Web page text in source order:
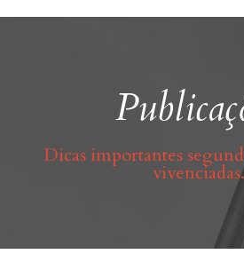
Dicas importantes
vivenciadas.